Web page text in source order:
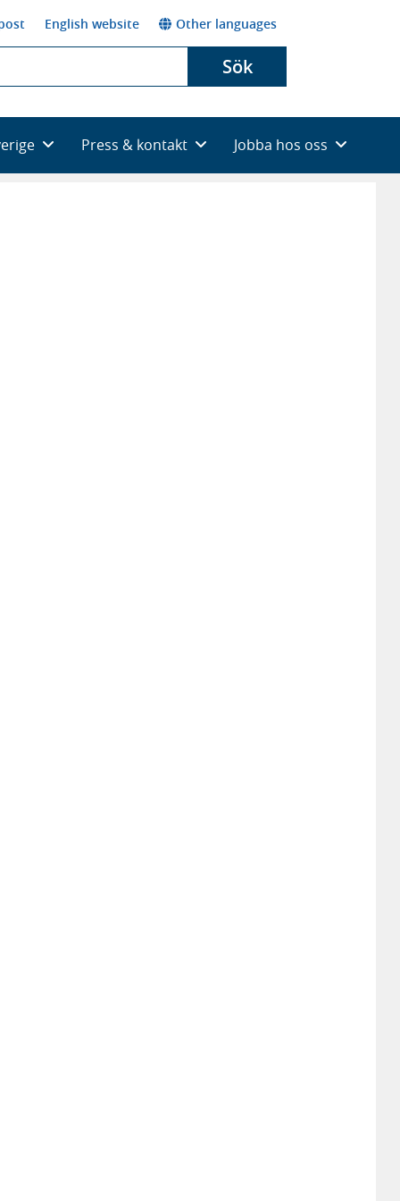
English website Other languages
Sök
Press & kontakt Jobba hos oss